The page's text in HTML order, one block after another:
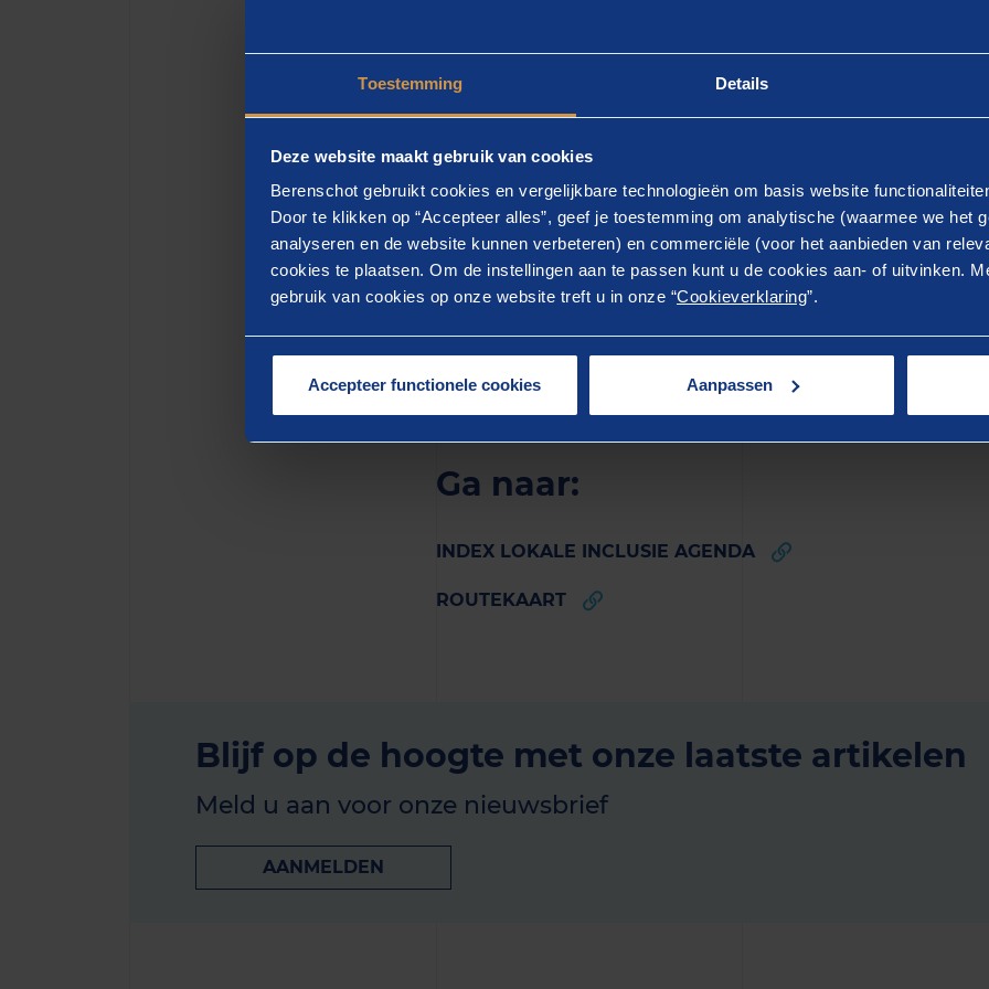
Toestemming Details
Deze website maakt gebruik van cookies
Berenschot gebruikt cookies en vergelijkbare technologieën om basis website
Door te klikken op “Accepteer alles”, geef je toestemming om analytische (waarmee we het
analyseren en de website kunnen verbeteren) en commerciële (voor het aanbieden van
cookies te plaatsen. Om de instellingen aan te passen kunt u de cookies aan- of uitvinken.
gebruik van cookies op onze website treft u in onze “Cookieverklaring”.
Accepteer functionele cookies Aanpassen
03:24
fullscreen
Play
Ga naar:
INDEX LOKALE INCLUSIE AGENDA
ROUTEKAART
Blijf op de hoogte met onze laatste artikelen
Meld u aan voor onze nieuwsbrief
AANMELDEN